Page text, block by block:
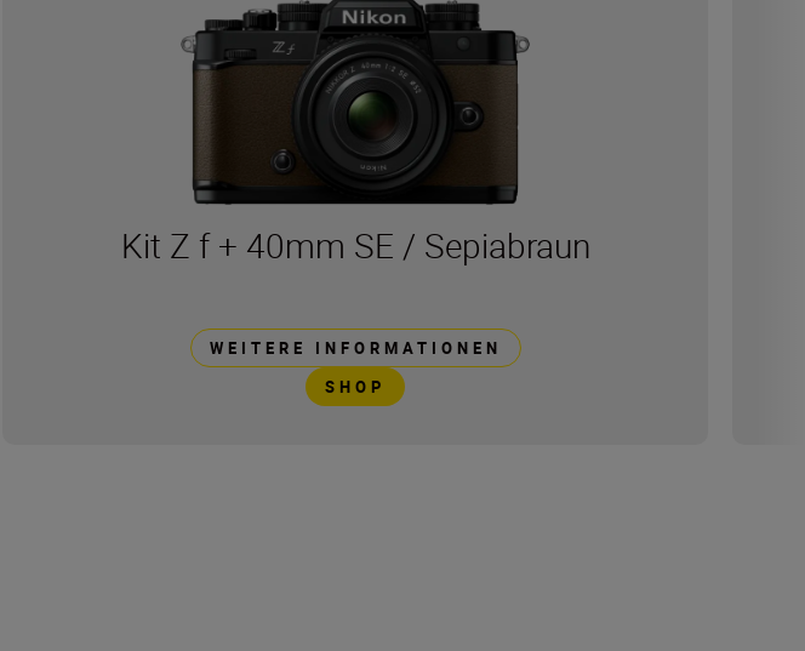
Kit Z f + 40mm SE / Sepiabraun
WEITERE INFORMATIONEN
SHOP